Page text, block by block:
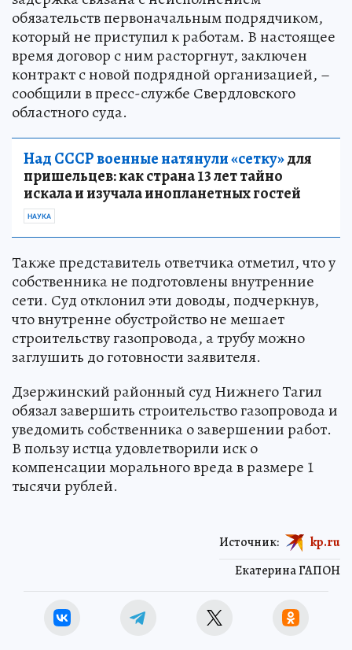
обязательств первоначальным подрядчиком,
который не приступил к работам. В настоящее
время договор с ним расторгнут, заключен
контракт с новой подрядной организацией, –
сообщили в пресс-службе Свердловского
областного суда.
Над СССР военные натянули «сетку»для
пришельцев: как страна 13 лет тайно
искала и изучала инопланетных гостей
НАУКА
Также представитель ответчика отметил, что у
собственника не подготовлены внутренние
сети. Суд отклонил эти доводы, подчеркнув,
что внутренне обустройство не мешает
строительству газопровода, а трубу можно
заглушить до готовности заявителя.
Дзержинский районный суд Нижнего Тагил
обязал завершить строительство газопровода и
уведомить собственника о завершении работ.
В пользу истца удовлетворили иск о
компенсации морального вреда в размере 1
тысячи рублей.
Екатерина ГАПОН
Источник: kp.ru